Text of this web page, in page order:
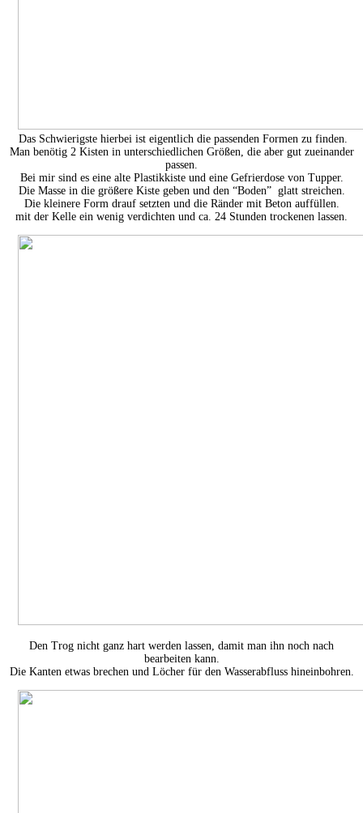
Das Schwierigste hierbei ist eigentlich die passenden Formen zu finden.
Man benötig 2 Kisten in unterschiedlichen Größen, die aber gut zueinander
passen.
Bei mir sind es eine alte Plastikkiste und eine Gefrierdose von Tupper.
Die Masse in die größere Kiste geben und den “Boden” glatt streichen.
Die kleinere Form drauf setzten und die Ränder mit Beton auffüllen.
mit der Kelle ein wenig verdichten und ca. 24 Stunden trockenen lassen.
Den Trog nicht ganz hart werden lassen, damit man ihn noch nach
bearbeiten kann.
Die Kanten etwas brechen und Löcher für den Wasserabfluss hineinbohren.